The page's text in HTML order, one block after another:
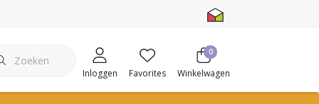
Inloggen Favorites
0
Winkelwagen